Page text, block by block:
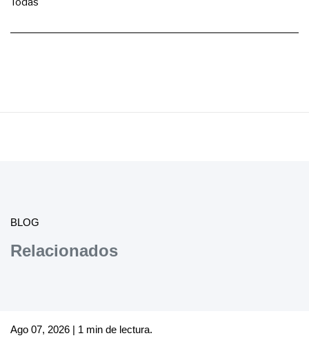
BLOG
Relacionados
Ago 07, 2026 | 1 min de lectura.